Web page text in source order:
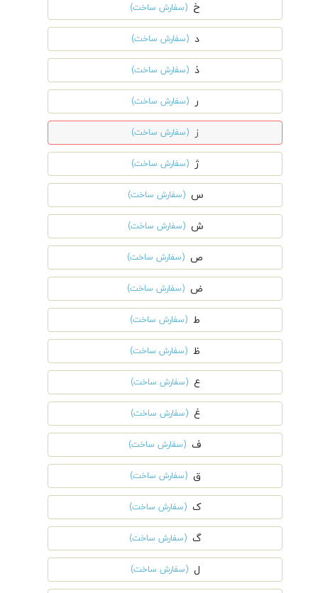
خ (سفارش ساخت)
د (سفارش ساخت)
ذ (سفارش ساخت)
ر (سفارش ساخت)
ز (سفارش ساخت)
ژ (سفارش ساخت)
س (سفارش ساخت)
ش (سفارش ساخت)
ص (سفارش ساخت)
ض (سفارش ساخت)
ط (سفارش ساخت)
ظ (سفارش ساخت)
ع (سفارش ساخت)
غ (سفارش ساخت)
ف (سفارش ساخت)
ق (سفارش ساخت)
ک (سفارش ساخت)
گ (سفارش ساخت)
ل (سفارش ساخت)